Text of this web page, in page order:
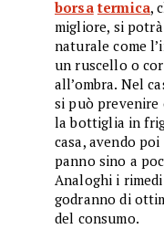
borsa termica,
migliore, si
naturale come
un ruscello o
all’ombra. Nel
si può prevenire
la bottiglia in
casa, avendo
panno sino a
Analoghi i
godranno di
del consumo.